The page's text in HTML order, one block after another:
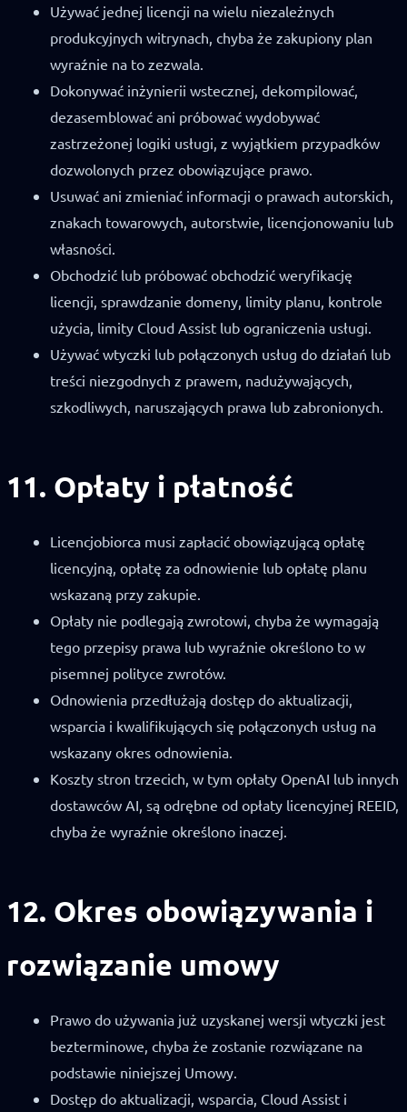
Używać jednej licencji na wielu niezależnych
produkcyjnych witrynach, chyba że zakupiony plan
wyraźnie na to zezwala.
Dokonywać inżynierii wstecznej, dekompilować,
dezasemblować ani próbować wydobywać
zastrzeżonej logiki usługi, z wyjątkiem przypadków
dozwolonych przez obowiązujące prawo.
Usuwać ani zmieniać informacji o prawach autorskich,
znakach towarowych, autorstwie, licencjonowaniu lub
własności.
Obchodzić lub próbować obchodzić weryfikację
licencji, sprawdzanie domeny, limity planu, kontrole
użycia, limity Cloud Assist lub ograniczenia usługi.
Używać wtyczki lub połączonych usług do działań lub
treści niezgodnych z prawem, nadużywających,
szkodliwych, naruszających prawa lub zabronionych.
11. Opłaty i płatność
Licencjobiorca musi zapłacić obowiązującą opłatę
licencyjną, opłatę za odnowienie lub opłatę planu
wskazaną przy zakupie.
Opłaty nie podlegają zwrotowi, chyba że wymagają
tego przepisy prawa lub wyraźnie określono to w
pisemnej polityce zwrotów.
Odnowienia przedłużają dostęp do aktualizacji,
wsparcia i kwalifikujących się połączonych usług na
wskazany okres odnowienia.
Koszty stron trzecich, w tym opłaty OpenAI lub innych
dostawców AI, są odrębne od opłaty licencyjnej REEID,
chyba że wyraźnie określono inaczej.
12. Okres obowiązywania i
rozwiązanie umowy
Prawo do używania już uzyskanej wersji wtyczki jest
bezterminowe, chyba że zostanie rozwiązane na
podstawie niniejszej Umowy.
Dostęp do aktualizacji, wsparcia, Cloud Assist i